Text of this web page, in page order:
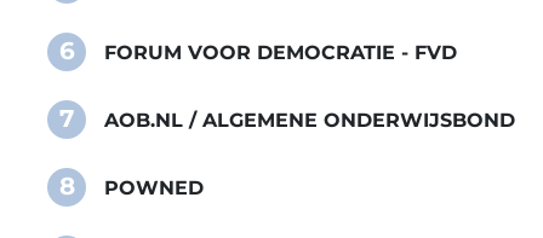
6 FORUM VOOR DEMOCRATIE - FVD
7 AOB.NL / ALGEMENE ONDERWIJSBOND
8 POWNED